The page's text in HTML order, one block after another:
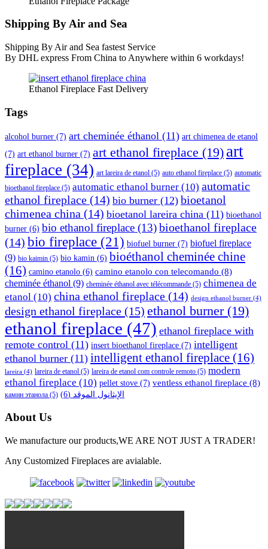
Shipping By Air and Sea
Shipping By Air and Sea fastest Service
By DHL express From China to Anywhere within 6 workdays!
Ethanol Fireplace Fast Delivery
Tags
alcohol burner (7) art cheminée éthanol (11) art chimenea de etanol
(7) art ethanol burner (7) art ethanol fireplace (19) art
fireplace (34) art lareira de etanol (5) auto ethanol fireplace (5) automatic
bioethanol fireplace (5) automatic ethanol burner (10) automatic
ethanol fireplace (14) bio burner (12) bioetanol
chimenea china (14) bioetanol lareira china (11) bioethanol
burner (6) bio ethanol fireplace (13)bioethanol fireplace
(14) bio fireplace (21) biofuel burner (7) biofuel fireplace
(9) bio kaimin (5) bio kamin (6) bioéthanol cheminée chine
(16) camino etanolo (6) camino etanolo con telecomando (8)
cheminée éthanol (9) cheminée éthanol avec télécommande (5) chimenea de
etanol (10) china ethanol fireplace (14) design ethanol burner (4)
design ethanol fireplace (15) ethanol burner(19)
ethanol fireplace (47) ethanol fireplace with
remote control (11) insert bioethanol fireplace (7) intelligent
ethanol burner (11) intelligent ethanol fireplace (16)
lareira (4) lareira de etanol (5) lareira de etanol com controle remoto (5) modern
ethanol fireplace (10) pellet stove (7) ventless ethanol fireplace (8)
камин этанола (5) الإيثانول الموقد (6)
About Us
We manufacture our products,WE ARE NOT JUST A TRADER!
Any Customized Fireplaces are avialable.